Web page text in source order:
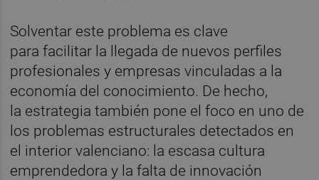
Solventar este problema es clave
para facilitar la llegada de nuevos perfiles
profesionales y empresas vinculadas a la
economía del conocimiento. De hecho,
la estrategia también pone el foco en uno de
los problemas estructurales detectados en
el interior valenciano: la escasa cultura
emprendedora y la falta de innovación